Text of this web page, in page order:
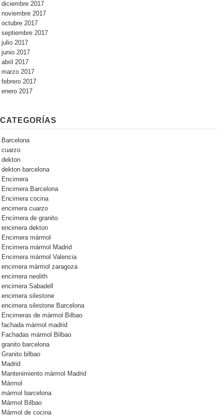
diciembre 2017
noviembre 2017
octubre 2017
septiembre 2017
julio 2017
junio 2017
abril 2017
marzo 2017
febrero 2017
enero 2017
CATEGORÍAS
Barcelona
cuarzo
dekton
dekton barcelona
Encimera
Encimera Barcelona
Encimera cocina
encimera cuarzo
Encimera de granito
encimera dekton
Encimera mármol
Encimera mármol Madrid
Encimera mármol Valencia
encimera mármol zaragoza
encimera neolith
encimera Sabadell
encimera silestone
encimera silestone Barcelona
Encimeras de mármol Bilbao
fachada mármol madrid
Fachadas mármol Bilbao
granito barcelona
Granito bilbao
Madrid
Mantenimiento mármol Madrid
Mármol
mármol barcelona
Mármol Bilbao
Mármol de cocina